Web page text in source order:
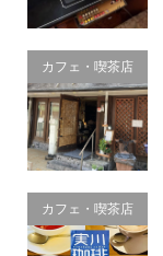
カフェ・喫茶店
カフェ・喫茶店